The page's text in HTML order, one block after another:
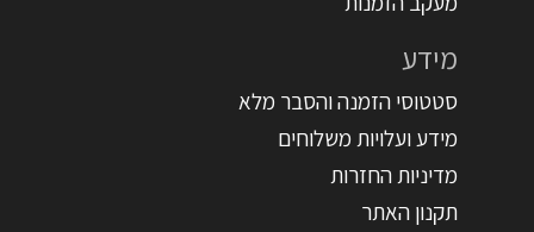
מידע
סטטוסי הזמנה והסבר מלא
מידע ועלויות משלוחים
מדיניות החזרות
תקנון האתר